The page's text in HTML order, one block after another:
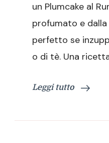
un Plumcake al
profumato e
perfetto se
o di tè. Una
Leggi tutto